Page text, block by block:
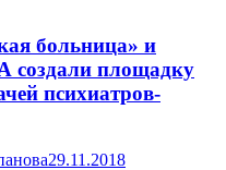
больница» и
создали площадку
психиатров-
29.11.2018